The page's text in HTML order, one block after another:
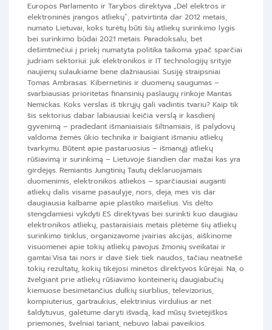
Europos Parlamento ir Tarybos direktyva „Dėl elektros ir
elektroninės įrangos atliekų“, patvirtinta dar 2012 metais,
numato Lietuvai, koks turėtų būti šių atliekų surinkimo lygis
bei surinkimo būdai 2021 metais. Paradoksalu, bet
dešimtmečiui į priekį numatyta politika taikoma ypač sparčiai
judriam sektoriui: juk elektronikos ir IT technologijų srityje
naujienų sulaukiame bene dažniausiai. Susiję straipsniai
Tomas Ambrasas. Kibernetinis ir duomenų saugumas –
svarbiausias prioritetas finansinių paslaugų rinkoje Mantas
Nemickas. Koks verslas iš tikrųjų gali vadintis tvariu? Kaip tik
šis sektorius dabar labiausiai keičia verslą ir kasdienį
gyvenimą – pradedant išmaniaisiais šiltnamiais, iš palydovų
valdoma žemės ūkio technika ir baigiant išmaniu atliekų
tvarkymu. Būtent apie pastaruosius – išmanųjį atliekų
rūšiavimą ir surinkimą – Lietuvoje šiandien dar mažai kas yra
girdėjęs. Remiantis Jungtinių Tautų deklaruojamais
duomenimis, elektronikos atliekos – sparčiausiai auganti
atliekų dalis visame pasaulyje, nors, deja, mes vis dar
daugiausia kalbame apie plastiko maišelius. Vis dėlto
stengdamiesi vykdyti ES direktyvas bei surinkti kuo daugiau
elektronikos atliekų, pastaraisiais metais plėtėme šių atliekų
surinkimo tinklus, organizavome įvairias akcijas, aiškinome
visuomenei apie tokių atliekų pavojus žmonių sveikatai ir
gamtai.Visa tai nors ir davė šiek tiek naudos, tačiau neatnešė
tokių rezultatų, kokių tikėjosi minėtos direktyvos kūrėjai. Na, o
žvelgiant prie atliekų rūšiavimo konteinerių daugiabučių
kiemuose besimėtančius dulkių siurblius, televizorius,
kompiuterius, gartraukius, elektrinius virdulius ar net
šaldytuvus, galėtume daryti išvadą, kad mūsų švietėjiškos
priemonės, švelniai tariant, nebuvo labai paveikios.